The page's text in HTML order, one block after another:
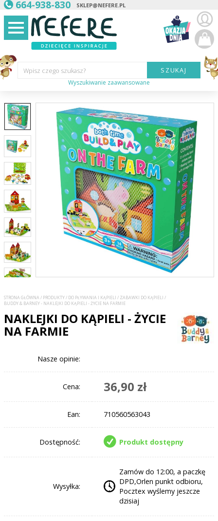
664-938-830 SKLEP@NEFERE.PL
Wpisz czego szukasz?
Kategoria:
Płeć dziecka:
Cena od:
Cena do:
SZUKAJ
Wyszukiwanie zaawansowane
STRONA GŁÓWNA/ PRODUKTY/ DO PŁYWANIA I KĄPIELI / ZABAWKI DO KĄPIELI /
BUDDY & BARNEY - NAKLEJKI DO KĄPIELI - ŻYCIE NA FARMIE
NAKLEJKI DO KĄPIELI - ŻYCIE
NA FARMIE
Nasze opinie:
Cena: 36,90 zł
Ean: 710560563043
Dostępność: Produkt dostępny
Wysyłka:
Zamów do 12:00, a paczkę
DPD,Orlen punkt odbioru,
Pocztex wyślemy jeszcze
dzisiaj